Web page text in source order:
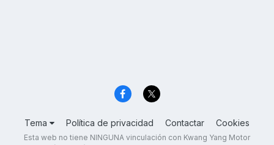
Tema Política de privacidad Contactar Cookies
Esta web no tiene NINGUNA vinculación con Kwang Yang Motor